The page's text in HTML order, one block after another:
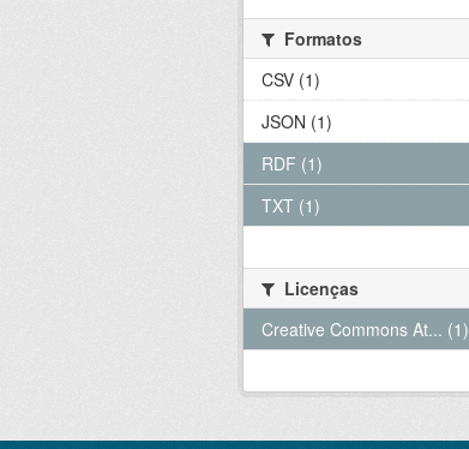
Formatos
CSV (1)
JSON (1)
RDF (1)
TXT (1)
Licenças
Creative Commons At... (1)